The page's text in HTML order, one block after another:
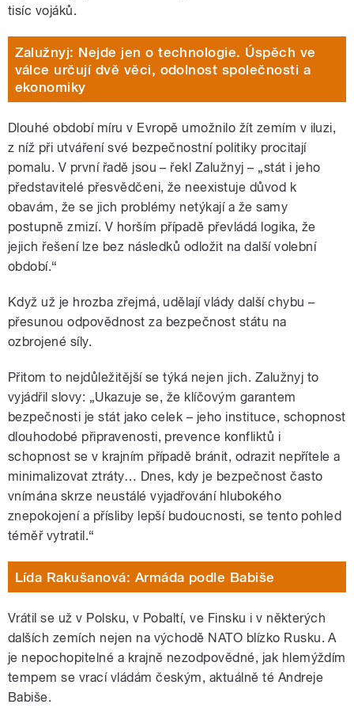
tisíc vojáků.
Zalužnyj: Nejde jen o technologie. Úspěch ve
válce určují dvě věci, odolnost společnosti a
ekonomiky
Dlouhé období míru v Evropě umožnilo žít zemím v iluzi,
z níž při utváření své bezpečnostní politiky procitají
pomalu. V první řadě jsou – řekl Zalužnyj – „stát i jeho
představitelé přesvědčeni, že neexistuje důvod k
obavám, že se jich problémy netýkají a že samy
postupně zmizí. V horším případě převládá logika, že
jejich řešení lze bez následků odložit na další volební
období.“
Když už je hrozba zřejmá, udělají vlády další chybu –
přesunou odpovědnost za bezpečnost státu na
ozbrojené síly.
Přitom to nejdůležitější se týká nejen jich. Zalužnyj to
vyjádřil slovy: „Ukazuje se, že klíčovým garantem
bezpečnosti je stát jako celek – jeho instituce, schopnost
dlouhodobé připravenosti, prevence konfliktů i
schopnost se v krajním případě bránit, odrazit nepřítele a
minimalizovat ztráty… Dnes, kdy je bezpečnost často
vnímána skrze neustálé vyjadřování hlubokého
znepokojení a přísliby lepší budoucnosti, se tento pohled
téměř vytratil.“
Lída Rakušanová: Armáda podle Babiše
Vrátil se už v Polsku, v Pobaltí, ve Finsku i v některých
dalších zemích nejen na východě NATO blízko Rusku. A
je nepochopitelné a krajně nezodpovědné, jak hlemýždím
tempem se vrací vládám českým, aktuálně té Andreje
Babiše.